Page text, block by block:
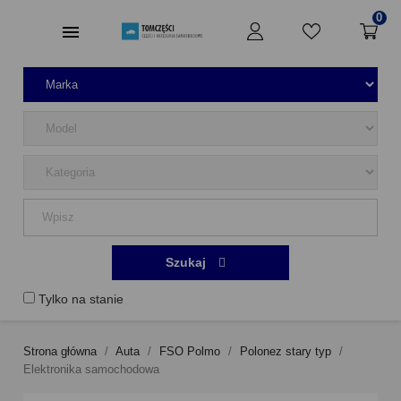
0
Tylko na stanie
Szukaj
Strona główna Auta FSO Polmo
Polonez stary typ
Elektronika samochodowa